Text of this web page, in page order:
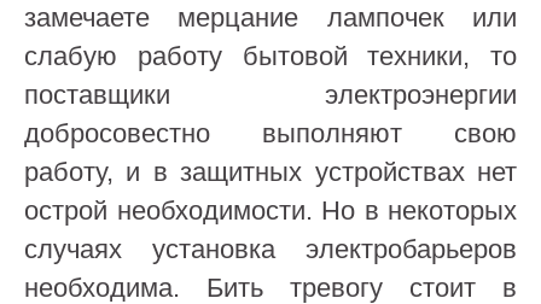
замечаете мерцание лампочек или
слабую работу бытовой техники, то
поставщики электроэнергии
добросовестно выполняют свою
работу, и в защитных устройствах нет
острой необходимости. Но в некоторых
случаях установка электробарьеров
необходима. Бить тревогу стоит в